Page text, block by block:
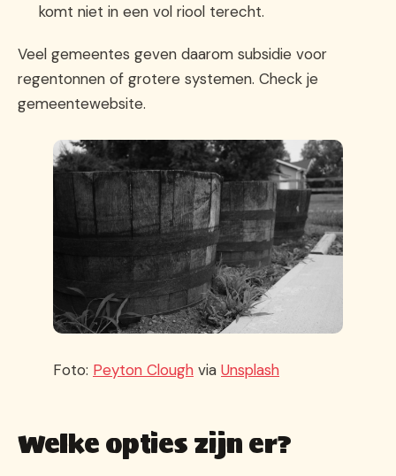
komt niet in een vol riool terecht.
Veel gemeentes geven daarom subsidie voor
regentonnen of grotere systemen. Check je
gemeentewebsite.
Foto: Peyton Clough via Unsplash
Welke opties zijn er?